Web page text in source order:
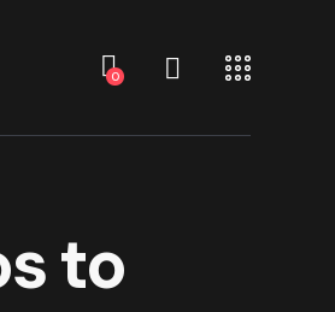
0
to